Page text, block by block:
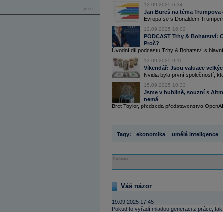
více...
12.09.2025 6:34
Jan Bureš na téma
Evropa se s Donaldem
12.09.2025 16:02
PODCAST Trhy & Bohatství:
Proč?
Úvodní díl podcastu Trhy & Bohatství s
13.09.2025 9:11
Víkendář: Jsou valuace
Nvidia byla první společností,
15.09.2025 10:33
Jsme v bublině, souzní s
nemá
Bret Taylor, předseda představenstva
Tagy: ekonomika umělá inteligence
Reklama
Váš názor
19.09.2025 17:45
Pokud to vyřadí mladou generaci z práce,